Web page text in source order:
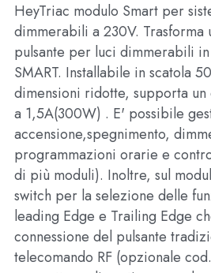
HeyTriac modulo Smart per
dimmerabili a 230V. Trasforma
pulsante per luci dimmerabili
SMART. Installabile in scatola
dimensioni ridotte, supporta un
a 1,5A(300W) . E' possibile
accensione,spegnimento,
programmazioni orarie e
di più moduli). Inoltre, sul
switch per la selezione delle
leading Edge e Trailing Edge
connessione del pulsante
telecomando RF (opzionale